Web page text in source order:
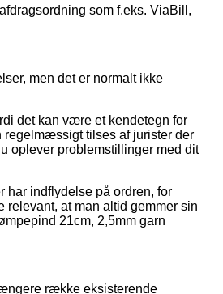
som f.eks. ViaBill,
men det er normalt ikke
det kan være et kendetegn for
tilses af jurister der
oplever problemstillinger med dit
har indflydelse på ordren, for
relevant, at man altid gemmer sin
21cm, 2,5mm garn
række eksisterende